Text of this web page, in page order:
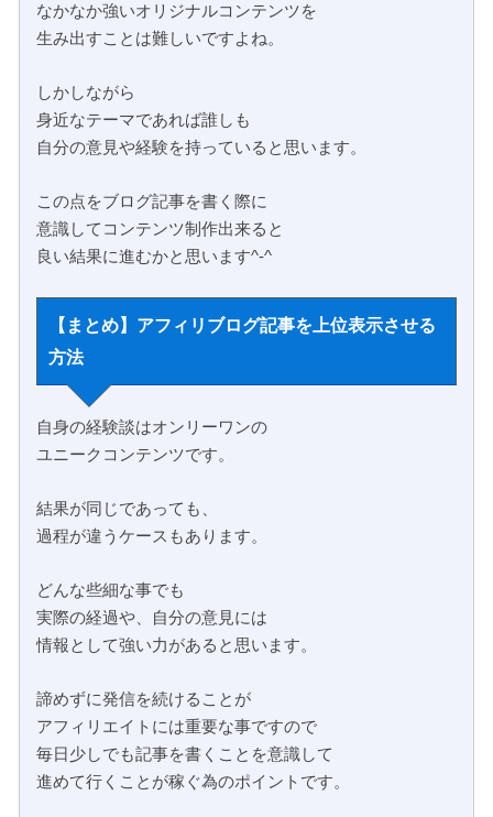
なかなか強いオリジナルコンテンツを
生み出すことは難しいですよね。
しかしながら
身近なテーマであれば誰しも
自分の意見や経験を持っていると思います。
この点をブログ記事を書く際に
意識してコンテンツ制作出来ると
良い結果に進むかと思います^-^
【まとめ】アフィリブログ記事を上位表示させる
方法
自身の経験談はオンリーワンの
ユニークコンテンツです。
結果が同じであっても、
過程が違うケースもあります。
どんな些細な事でも
実際の経過や、自分の意見には
情報として強い力があると思います。
諦めずに発信を続けることが
アフィリエイトには重要な事ですので
毎日少しでも記事を書くことを意識して
進めて行くことが稼ぐ為のポイントです。